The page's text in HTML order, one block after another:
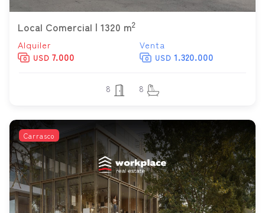
Local Comercial | 1320 m2
Alquiler
USD 7.000
Venta
USD 1.320.000
8 8
Carrasco